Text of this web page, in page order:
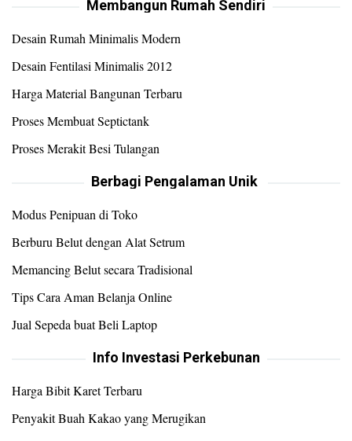
Membangun Rumah Sendiri
Desain Rumah Minimalis Modern
Desain Fentilasi Minimalis 2012
Harga Material Bangunan Terbaru
Proses Membuat Septictank
Proses Merakit Besi Tulangan
Berbagi Pengalaman Unik
Modus Penipuan di Toko
Berburu Belut dengan Alat Setrum
Memancing Belut secara Tradisional
Tips Cara Aman Belanja Online
Jual Sepeda buat Beli Laptop
Info Investasi Perkebunan
Harga Bibit Karet Terbaru
Penyakit Buah Kakao yang Merugikan